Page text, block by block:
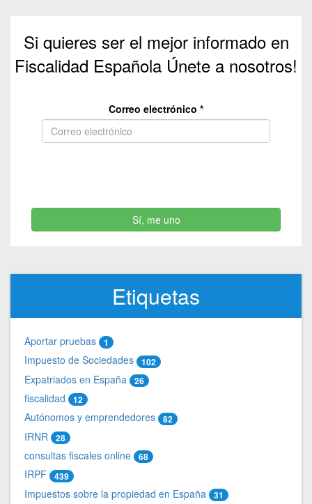
Si quieres ser el mejor informado en
Fiscalidad Española Únete a nosotros!
Correo electrónico *
Sí, me uno
Etiquetas
Aportar pruebas 1
Impuesto de Sociedades 102
Expatriados en España 26
fiscalidad 12
Autónomos y emprendedores 82
IRNR 28
consultas fiscales online 68
IRPF 439
Impuestos sobre la propiedad en España 31